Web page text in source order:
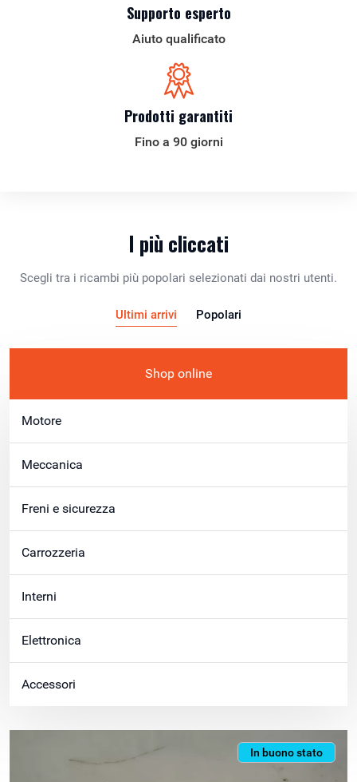
Supporto esperto
Aiuto qualificato
Prodotti garantiti
Fino a 90 giorni
I più cliccati
Scegli tra i ricambi più popolari selezionati dai nostri utenti.
Ultimi arrivi Popolari
Shop online
Motore
Meccanica
Freni e sicurezza
Carrozzeria
Interni
Elettronica
Accessori
In buono stato